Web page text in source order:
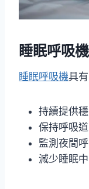
睡眠呼吸
睡眠呼吸機具
持續提供
保持呼吸
監測夜間
減少睡眠